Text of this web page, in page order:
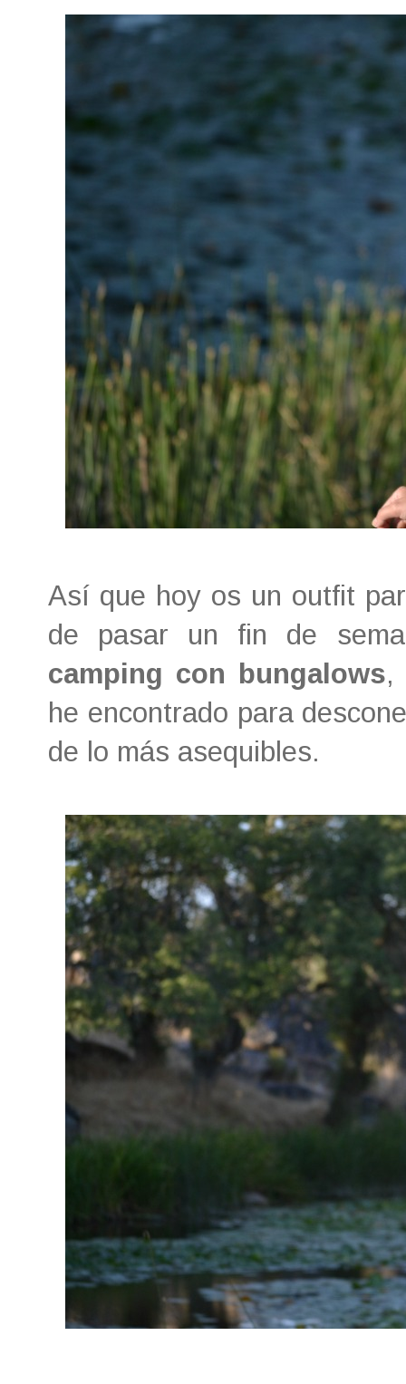
Así que hoy os un outfit
de pasar un fin de
camping con bungalows,
he encontrado para
de lo más asequibles.